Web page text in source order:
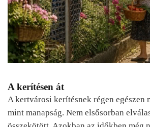
A kerítésen át
A kertvárosi kerítésnek régen egészen
mint manapság. Nem elsősorban